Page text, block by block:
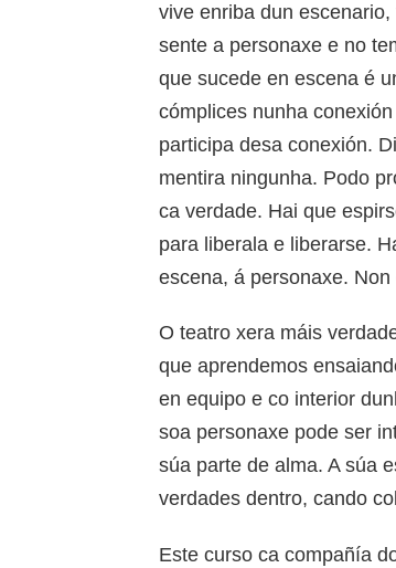
vive enriba dun
sente a personaxe e no
que sucede en escena é
cómplices nunha
participa desa conexión.
mentira ningunha. Podo
ca verdade. Hai que
para liberala e liberarse.
escena, á personaxe. Non
O teatro xera máis
que aprendemos
en equipo e co interior
soa personaxe pode ser
súa parte de alma. A súa
verdades dentro, cando
Este curso ca compañía